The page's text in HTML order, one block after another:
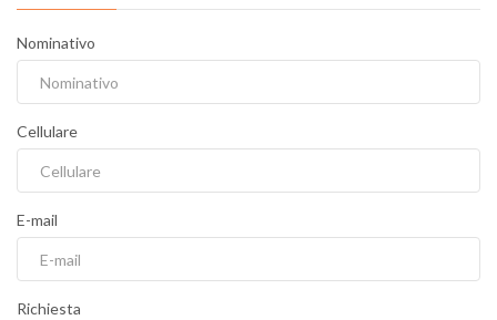
Nominativo
Cellulare
E-mail
Richiesta